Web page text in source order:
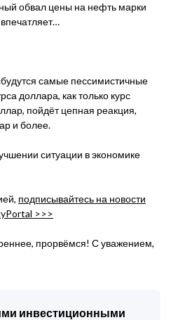
обвал цены на нефть марки
самые пессимистичные
доллара, как только курс
пойдёт цепная реакция,
и более.
ситуации в экономике
подписывайтесь на новости
>>>
прорвёмся! С уважением,
инвестиционными